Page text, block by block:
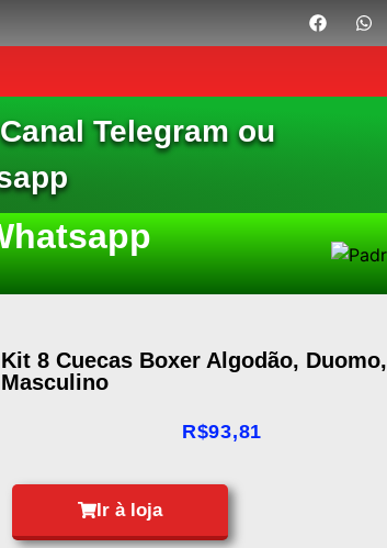
Telegram ou
Kit 8 Cuecas Boxer Algodão, Duomo,
Masculino
R$93,81
Ir à loja